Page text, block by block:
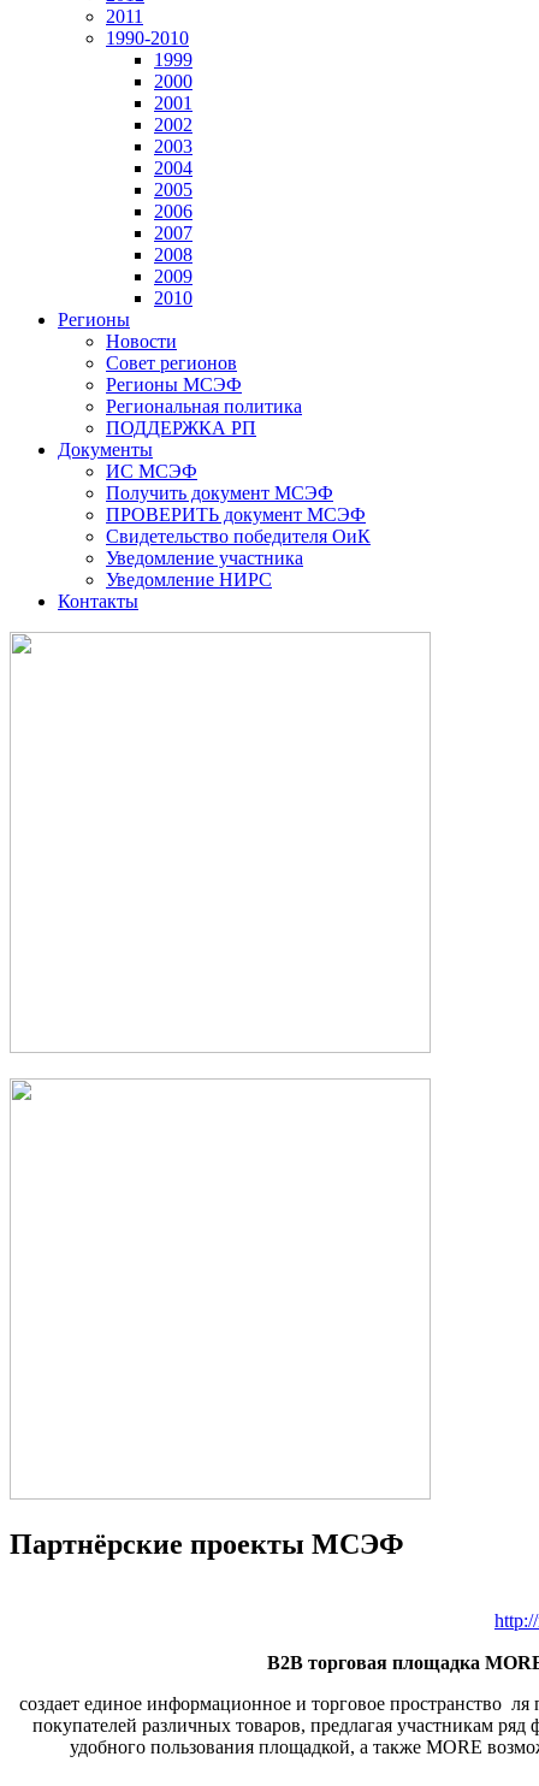
2011
1990-2010
1999
2000
2001
2002
2003
2004
2005
2006
2007
2008
2009
2010
Регионы
Новости
Совет регионов
Регионы МСЭФ
Региональная политика
ПОДДЕРЖКА РП
Документы
ИС МСЭФ
Получить документ МСЭФ
ПРОВЕРИТЬ документ МСЭФ
Свидетельство победителя ОиК
Уведомление участника
Уведомление НИРС
Контакты
Партнёрские проекты МСЭФ
B2B торговая площадка
создает единое информационное и торговое пространство
покупателей различных товаров, предлагая участникам
удобного пользования площадкой, а также MORE